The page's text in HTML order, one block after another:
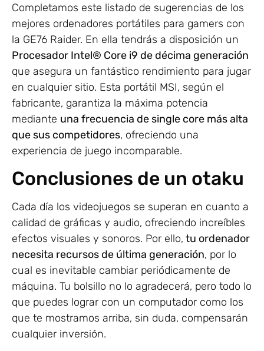
Completamos este listado de sugerencias de los
mejores ordenadores portátiles para gamers con
la GE76 Raider. En ella tendrás a disposición un
Procesador Intel® Core i9 de décima generación
que asegura un fantástico rendimiento para jugar
en cualquier sitio. Esta portátil MSI, según el
fabricante, garantiza la máxima potencia
mediante una frecuencia de single core más alta
que sus competidores, ofreciendo una
experiencia de juego incomparable.
Conclusiones de un otaku
Cada día los videojuegos se superan en cuanto a
calidad de gráficas y audio, ofreciendo increíbles
efectos visuales y sonoros. Por ello, tu ordenador
necesita recursos de última generación, por lo
cual es inevitable cambiar periódicamente de
máquina. Tu bolsillo no lo agradecerá, pero todo lo
que puedes lograr con un computador como los
que te mostramos arriba, sin duda, compensarán
cualquier inversión.